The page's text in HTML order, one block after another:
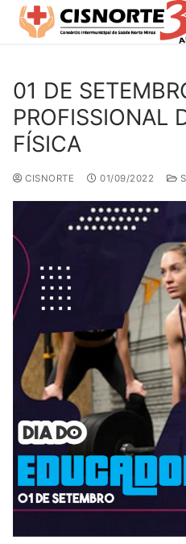
Pular
para
Pesquisar por:
01 DE
PROFISSIONAL
FÍSICA
CISNORTE 01/09/2022